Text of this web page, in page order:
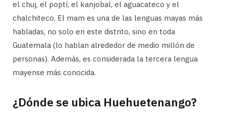
el chuj, el poptí, el kanjobal, el aguacateco y el
chalchiteco. El mam es una de las lenguas mayas más
habladas, no solo en este distrito, sino en toda
Guatemala (lo hablan alrededor de medio millón de
personas). Además, es considerada la tercera lengua
mayense más conocida.
¿Dónde se ubica Huehuetenango?